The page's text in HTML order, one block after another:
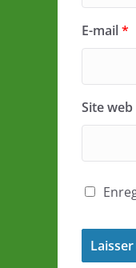
E-mail*
Site web